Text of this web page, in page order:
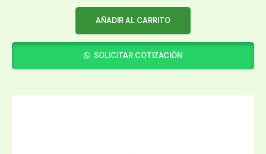
AÑADIR AL CARRITO
SOLICITAR COTIZACIÓN